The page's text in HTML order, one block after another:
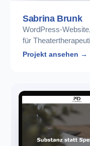
Sabrina Brunk
WordPress-
für
Projekt ansehen →